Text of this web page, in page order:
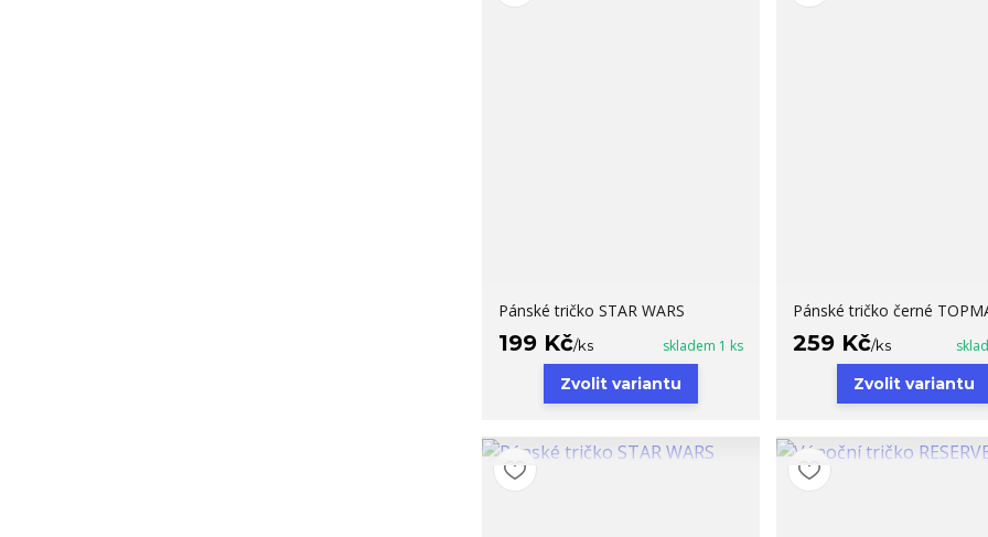
Pánské tričko STAR WARS
199 Kč/ks skladem 1 ks
Zvolit variantu
Pánské tričko černé
259 Kč/ks
Zvolit variantu